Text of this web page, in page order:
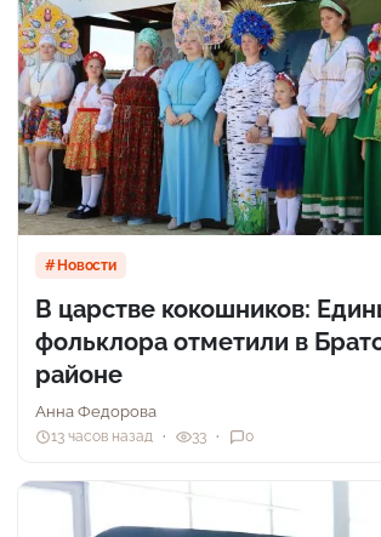
Новости
В царстве кокошников:
фольклора отметили в
районе
Анна Федорова
13 часов назад 33 0